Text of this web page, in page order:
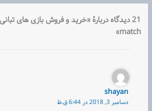
match»
shayan
دسامبر 3, 2018 در 6:44 ق.ظ